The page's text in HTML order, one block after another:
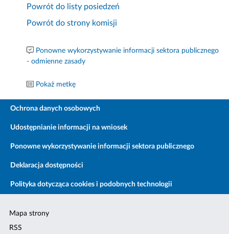
Powrót do listy posiedzeń
Powrót do strony komisji
Ponowne wykorzystywanie informacji sektora publicznego
- odmienne zasady
Pokaż metkę
Ochrona danych osobowych
Udostępnianie informacji na wniosek
Ponowne wykorzystywanie informacji sektora publicznego
Deklaracja dostępności
Polityka dotycząca cookies i podobnych technologii
Mapa strony
RSS